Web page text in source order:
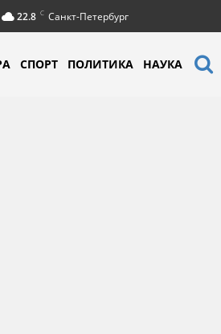
22.8 C Санкт-Петербург
СПОРТ ПОЛИТИКА НАУКА